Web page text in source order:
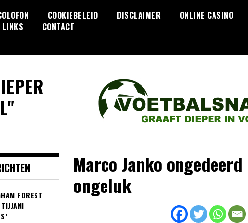
COOKIEBELEID DISCLAIMER ONLINE CASINO
LINKS CONTACT
Marco Janko
ongeluk
FOREST